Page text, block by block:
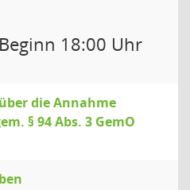
18:00 Uhr
die Annahme
§ 94 Abs. 3 GemO